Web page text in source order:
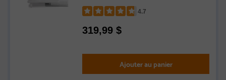
4.7
4.7
319,99 $
Ajouter au panier